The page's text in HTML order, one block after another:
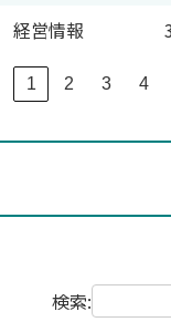
経営情報
1 2 3 4
検索: